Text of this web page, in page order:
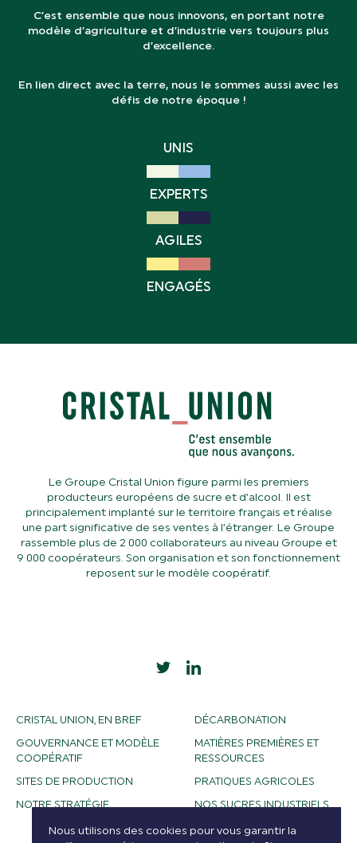
C’est ensemble que nous innovons, en portant notre
modèle d’agriculture et d’industrie vers toujours plus
d’excellence.
En lien direct avec la terre, nous le sommes aussi avec les
défis de notre époque !
UNIS
EXPERTS
AGILES
ENGAGÉS
Le Groupe Cristal Union figure parmi les premiers
producteurs européens de sucre et d’alcool. Il est
principalement implanté sur le territoire français et réalise
une part significative de ses ventes à l’étranger. Le Groupe
rassemble plus de 2 000 collaborateurs au niveau Groupe et
9 000 coopérateurs. Son organisation et son fonctionnement
reposent sur le modèle coopératif.
CRISTAL UNION, EN BREF
GOUVERNANCE ET MODÈLE
COOPÉRATIF
SITES DE PRODUCTION
NOTRE STRATÉGIE
DÉCARBONATION
MATIÈRES PREMIÈRES ET
RESSOURCES
PRATIQUES AGRICOLES
NOS SUCRES INDUSTRIELS
NOS ALCOOLS
Nous utilisons des cookies pour vous garantir la